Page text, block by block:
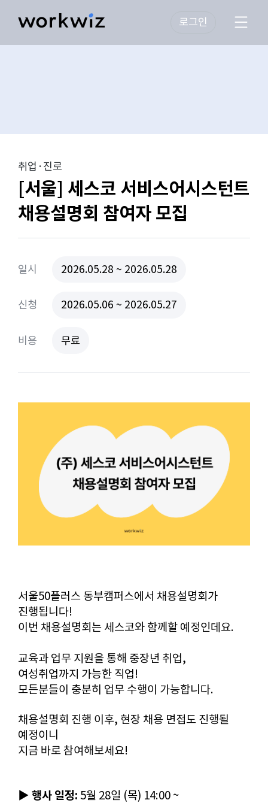
로그인
취업·진로
[서울] 세스코 서비스어시스턴트
채용설명회 참여자 모집
일시 2026.05.28 ~ 2026.05.28
신청 2026.05.06 ~ 2026.05.27
비용 무료
서울50플러스 동부캠퍼스에서 채용설명회가
진행됩니다!
이번 채용설명회는 세스코와 함께할 예정인데요.
교육과 업무 지원을 통해 중장년 취업,
여성취업까지 가능한 직업!
모든분들이 충분히 업무 수행이 가능합니다.
채용설명회 진행 이후, 현장 채용 면접도 진행될
예정이니
지금 바로 참여해보세요!
▶ 행사 일정: 5월 28일 (목) 14:00 ~